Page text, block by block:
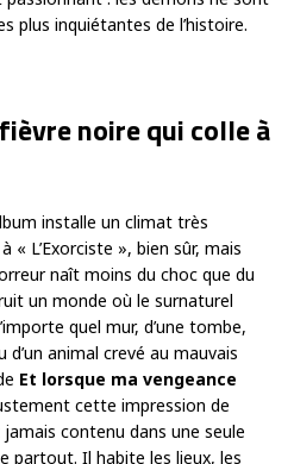
plus inquiétantes de l’histoire.
noire qui colle à
installe un climat très
« L’Exorciste », bien sûr, mais
naît moins du choc que du
un monde où le surnaturel
quel mur, d’une tombe,
d’un animal crevé au mauvais
Et lorsque ma vengeance
cette impression de
contenu dans une seule
partout. Il habite les lieux, les